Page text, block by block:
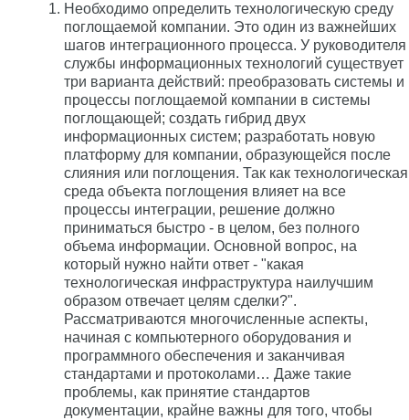
Необходимо определить технологическую среду
поглощаемой компании. Это один из важнейших
шагов интеграционного процесса. У руководителя
службы информационных технологий существует
три варианта действий: преобразовать системы и
процессы поглощаемой компании в системы
поглощающей; создать гибрид двух
информационных систем; разработать новую
платформу для компании, образующейся после
слияния или поглощения. Так как технологическая
среда объекта поглощения влияет на все
процессы интеграции, решение должно
приниматься быстро - в целом, без полного
объема информации. Основной вопрос, на
который нужно найти ответ - "какая
технологическая инфраструктура наилучшим
образом отвечает целям сделки?".
Рассматриваются многочисленные аспекты,
начиная с компьютерного оборудования и
программного обеспечения и заканчивая
стандартами и протоколами… Даже такие
проблемы, как принятие стандартов
документации, крайне важны для того, чтобы